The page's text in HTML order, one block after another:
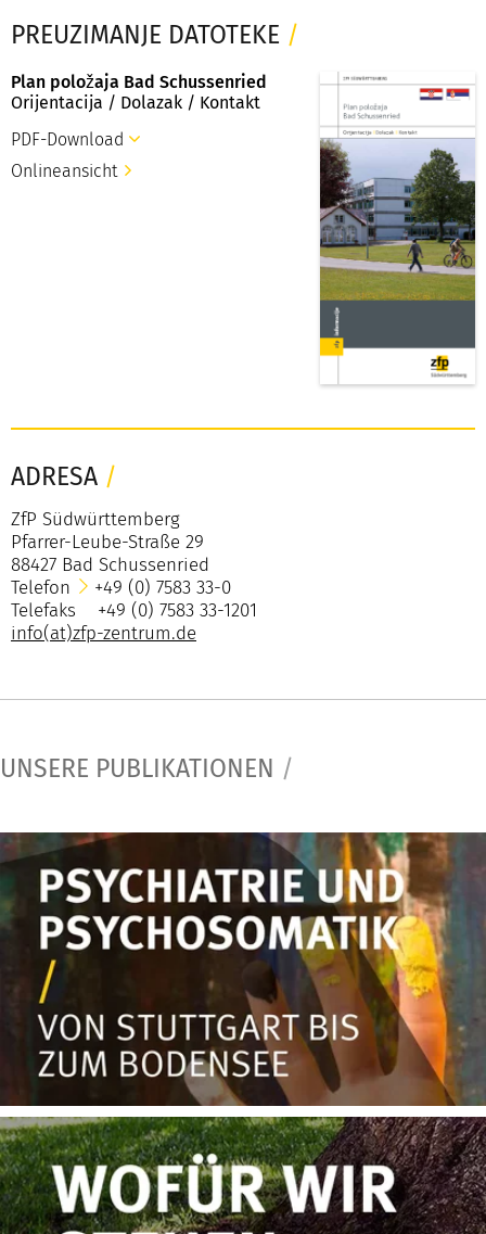
PREUZIMANJE DATOTEKE /
Plan položaja Bad Schussenried
Orijentacija / Dolazak / Kontakt
PDF-Download
Onlineansicht
ADRESA /
ZfP Südwürttemberg
Pfarrer-Leube-Straße 29
88427 Bad Schussenried
Telefon
+49 (0) 7583 33-0
Telefaks +49 (0) 7583 33-1201
info(at)zfp-zentrum.de
UNSERE PUBLIKATIONEN /